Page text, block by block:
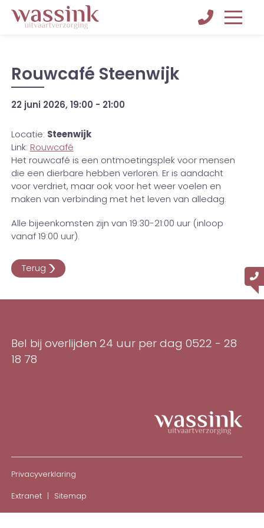
Rouwcafé Steenwijk
22 juni 2026, 19:00 - 21:00
Locatie: Steenwijk
Link: Rouwcafé
Het rouwcafé is een ontmoetingsplek voor mensen
die een dierbare hebben verloren. Er is aandacht
voor verdriet, maar ook voor het weer voelen en
maken van verbinding met het leven van alledag.
Alle bijeenkomsten zijn van 19:30-21:00 uur (inloop
vanaf 19:00 uur).
Terug
Bel bij overlijden 24 uur per dag 0522 - 28
18 78
Privacyverklaring
Extranet
Sitemap